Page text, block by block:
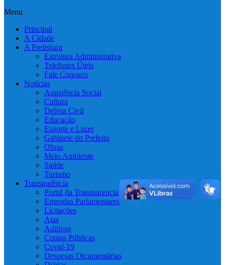
Menu
Principal
A Cidade
A Prefeitura
Estrutura Administrativa
Telefones Úteis
Fale Conosco
Notícias
Assistência Social
Cultura
Defesa Civil
Educação
Esporte e Lazer
Gabinete do Prefeito
Obras
Meio Ambiente
Saúde
Turismo
Transparência
Portal da Transparencia
Emendas Parlamentares
Licitações
Atas
Aditivos
Contas Públicas
Covid-19
Despesas Orçamentárias